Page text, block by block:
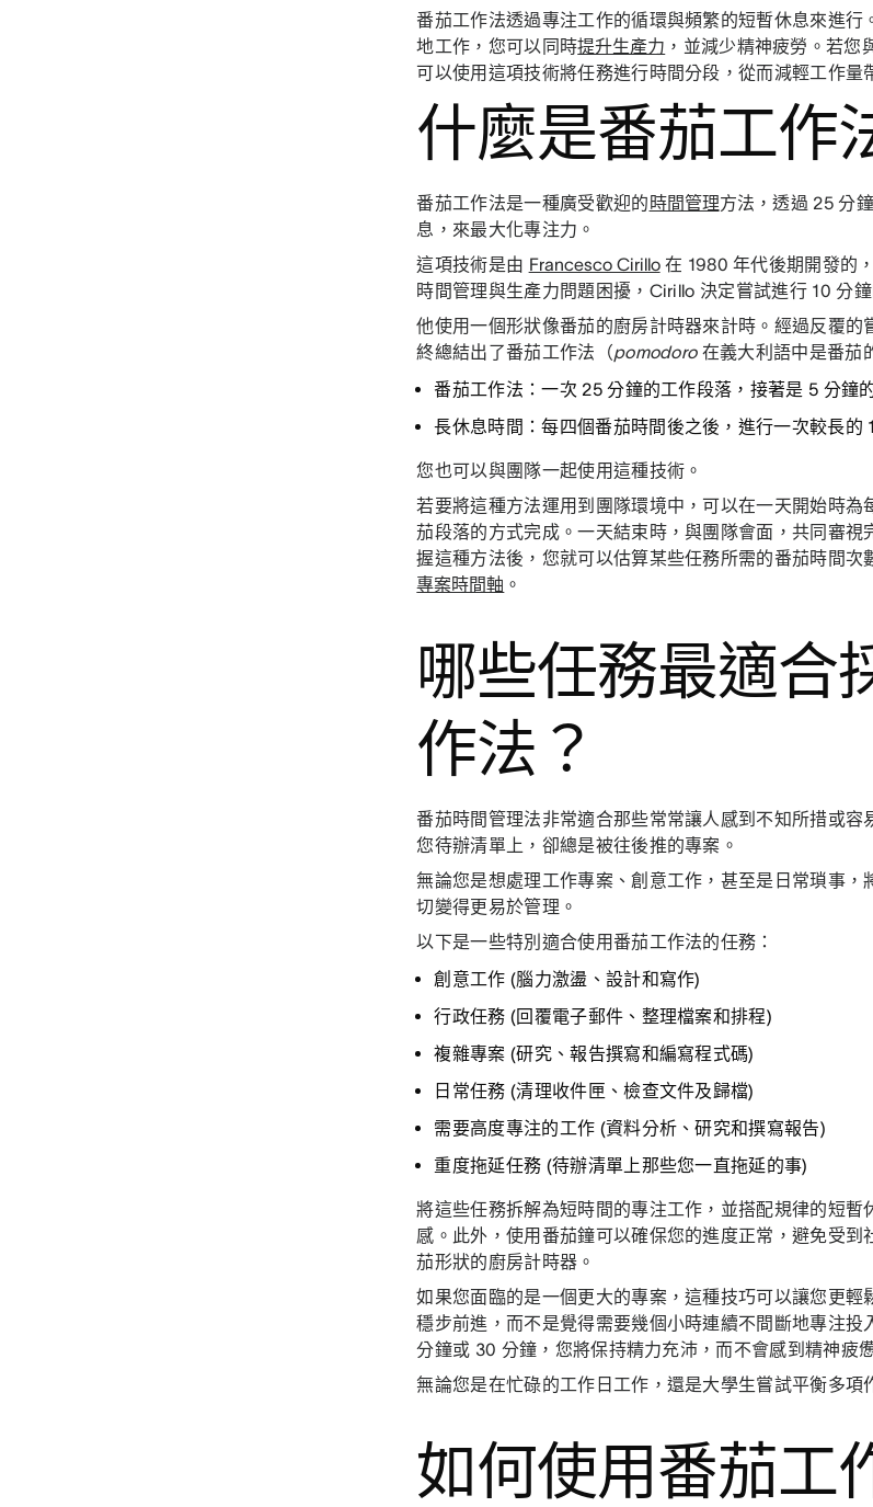
番茄工作法透過專注工作的循環與頻繁的短暫休息來進
地工作，您可以同時提升生產力 ，並減少精神疲勞。若您
可以使用這項技術將任務進行時間分段，從而減輕工作量
什麼是番茄工作
番茄工作法是一種廣受歡迎的 時間管理方法，透過 25 分
息，來最大化專注力。
這項技術是由 Francesco Cirillo在 1980 年代後期開發的
時間管理與生產力問題困擾，Cirillo 決定嘗試進行 10 分
他使用一個形狀像番茄的廚房計時器來計時。經過反覆的
終總結出了番茄工作法（pomodoro在義大利語中是番茄
番茄工作法：一次 25 分鐘的工作段落，接著是 5 分鐘
長休息時間：每四個番茄時間後之後，進行一次較長的
您也可以與團隊一起使用這種技術。
若要將這種方法運用到團隊環境中，可以在一天開始時為
茄段落的方式完成。一天結束時，與團隊會面，共同審視
握這種方法後，您就可以估算某些任務所需的番茄時間次
專案時間軸 。
哪些任務最適合
作法？
番茄時間管理法非常適合那些常常讓人感到不知所措或容
您待辦清單上，卻總是被往後推的專案。
無論您是想處理工作專案、創意工作，甚至是日常瑣事
切變得更易於管理。
以下是一些特別適合使用番茄工作法的任務：
創意工作 (腦力激盪、設計和寫作)
行政任務 (回覆電子郵件、整理檔案和排程)
複雜專案 (研究、報告撰寫和編寫程式碼)
日常任務 (清理收件匣、檢查文件及歸檔)
需要高度專注的工作 (資料分析、研究和撰寫報告)
重度拖延任務 (待辦清單上那些您一直拖延的事)
將這些任務拆解為短時間的專注工作，並搭配規律的短暫
感。此外，使用番茄鐘可以確保您的進度正常，避免受到
茄形狀的廚房計時器。
如果您面臨的是一個更大的專案，這種技巧可以讓您更輕
穩步前進，而不是覺得需要幾個小時連續不間斷地專注投
分鐘或 30 分鐘，您將保持精力充沛，而不會感到精神疲
無論您是在忙碌的工作日工作，還是大學生嘗試平衡多項
如何使用番茄工